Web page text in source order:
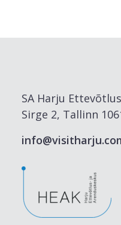
SA Harju
Sirge 2, Tallinn